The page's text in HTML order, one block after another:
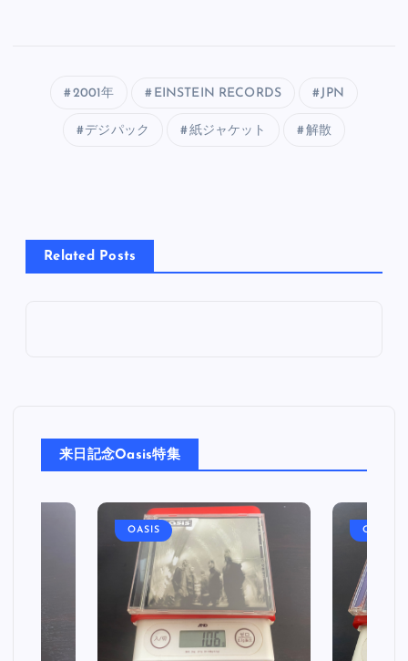
2001年 EINSTEIN RECORDS JPN
デジパック 紙ジャケット 解散
Related Posts
来日記念Oasis特集
OASIS OASIS